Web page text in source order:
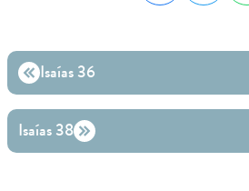
Isaías 36
Isaías 38